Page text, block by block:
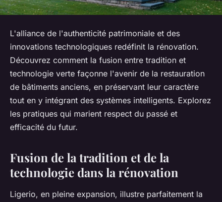
L'alliance de l'authenticité patrimoniale et des
innovations technologiques redéfinit la rénovation.
Découvrez comment la fusion entre tradition et
technologie verte façonne l'avenir de la restauration
de bâtiments anciens, en préservant leur caractère
tout en y intégrant des systèmes intelligents. Explorez
les pratiques qui marient respect du passé et
efficacité du futur.
Fusion de la tradition et de la
technologie dans la rénovation
Ligerio, en pleine expansion, illustre parfaitement la